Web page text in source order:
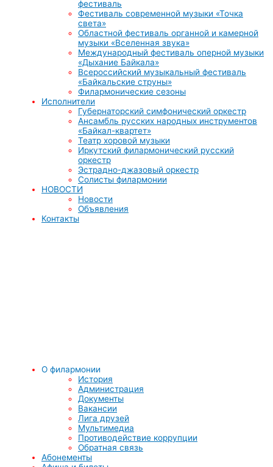
фестиваль
Фестиваль современной музыки «Точка
света»
Областной фестиваль органной и камерной
музыки «Вселенная звука»
Международный фестиваль оперной музыки
«Дыхание Байкала»
Всероссийский музыкальный фестиваль
«Байкальские струны»
Филармонические сезоны
Исполнители
Губернаторский симфонический оркестр
Ансамбль русских народных инструментов
«Байкал-квартет»
Театр хоровой музыки
Иркутский филармонический русский
оркестр
Эстрадно-джазовый оркестр
Солисты филармонии
НОВОСТИ
Новости
Объявления
Контакты
О филармонии
История
Администрация
Документы
Вакансии
Лига друзей
Мультимедиа
Противодействие коррупции
Обратная связь
Абонементы